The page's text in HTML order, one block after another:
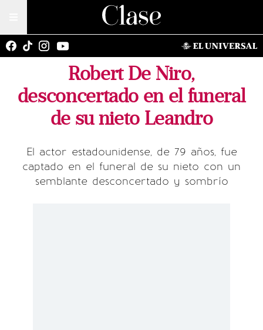
Robert De Niro,
desconcertado en el funeral
de su nieto Leandro
El actor estadounidense, de 79 años, fue
captado en el funeral de su nieto con un
semblante desconcertado y sombrío